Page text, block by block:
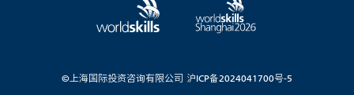
©上海国际投资咨询有限公司 沪ICP备2024041700号-5